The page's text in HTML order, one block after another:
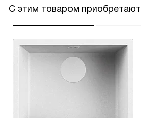
С этим товаром приобретают